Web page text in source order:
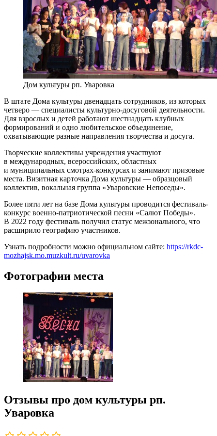
Дом культуры рп. Уваровка
В штате Дома культуры двенадцать сотрудников, из которых
четверо — специалисты культурно-досуговой деятельности.
Для взрослых и детей работают шестнадцать клубных
формирований и одно любительское объединение,
охватывающие разные направления творчества и досуга.
Творческие коллективы учреждения участвуют
в международных, всероссийских, областных
и муниципальных смотрах-конкурсах и занимают призовые
места. Визитная карточка Дома культуры — образцовый
коллектив, вокальная группа «Уваровские Непоседы».
Более пяти лет на базе Дома культуры проводится фестиваль-
конкурс военно-патриотической песни «Салют Победы».
В 2022 году фестиваль получил статус межзонального, что
расширило географию участников.
Узнать подробности можно официальном сайте: https://rkdc-
mozhajsk.mo.muzkult.ru/uvarovka
Фотографии места
Отзывы про дом культуры рп.
Уваровка